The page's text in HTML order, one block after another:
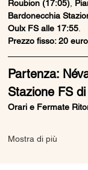
Roubion (17:05)
Bardonecchia
Oulx FS alle 17:55
Prezzo fisso: 20
Partenza:
Stazione FS
Orari e Fermate
Mostra di più